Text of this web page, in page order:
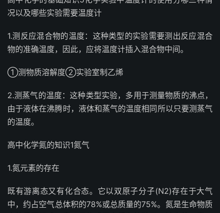
况以及哪些实验需要温度计
1.测反应混合物的温度：这种类型的实验需要测出反应混合
物的准确温度，因此，应将温度计插入混合物中间。
①测物质溶解度②实验室制乙烯
2.测蒸气的温度：这种类型实验，多用于测量物质的沸点，
由于液体在沸腾时，液体和蒸气的温度相同所以只要测蒸气
的温度。
高中化学氮的知识1氮气
1.氮元素的存在
既有游离态又有化合态。它以双原子分子(N2)存在于大气
中，约占空气总体积的78%或总质量的75%。氮是生命物质